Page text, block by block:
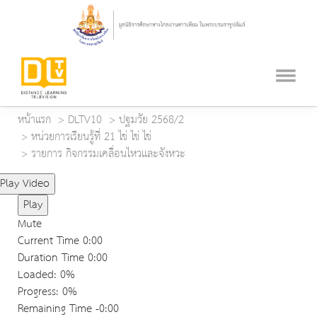
หน้าแรก DLTV10
ปฐมวัย 2568/2
หน่วยการเรียนรู้ที่ 21 ไข่ ไข่ ไข่
รายการ กิจกรรมเคลื่อนไหวและจังหวะ
Play Video
Play
Mute
Current Time0:00
Duration Time0:00
Loaded: 0%
Progress: 0%
Remaining Time-0:00